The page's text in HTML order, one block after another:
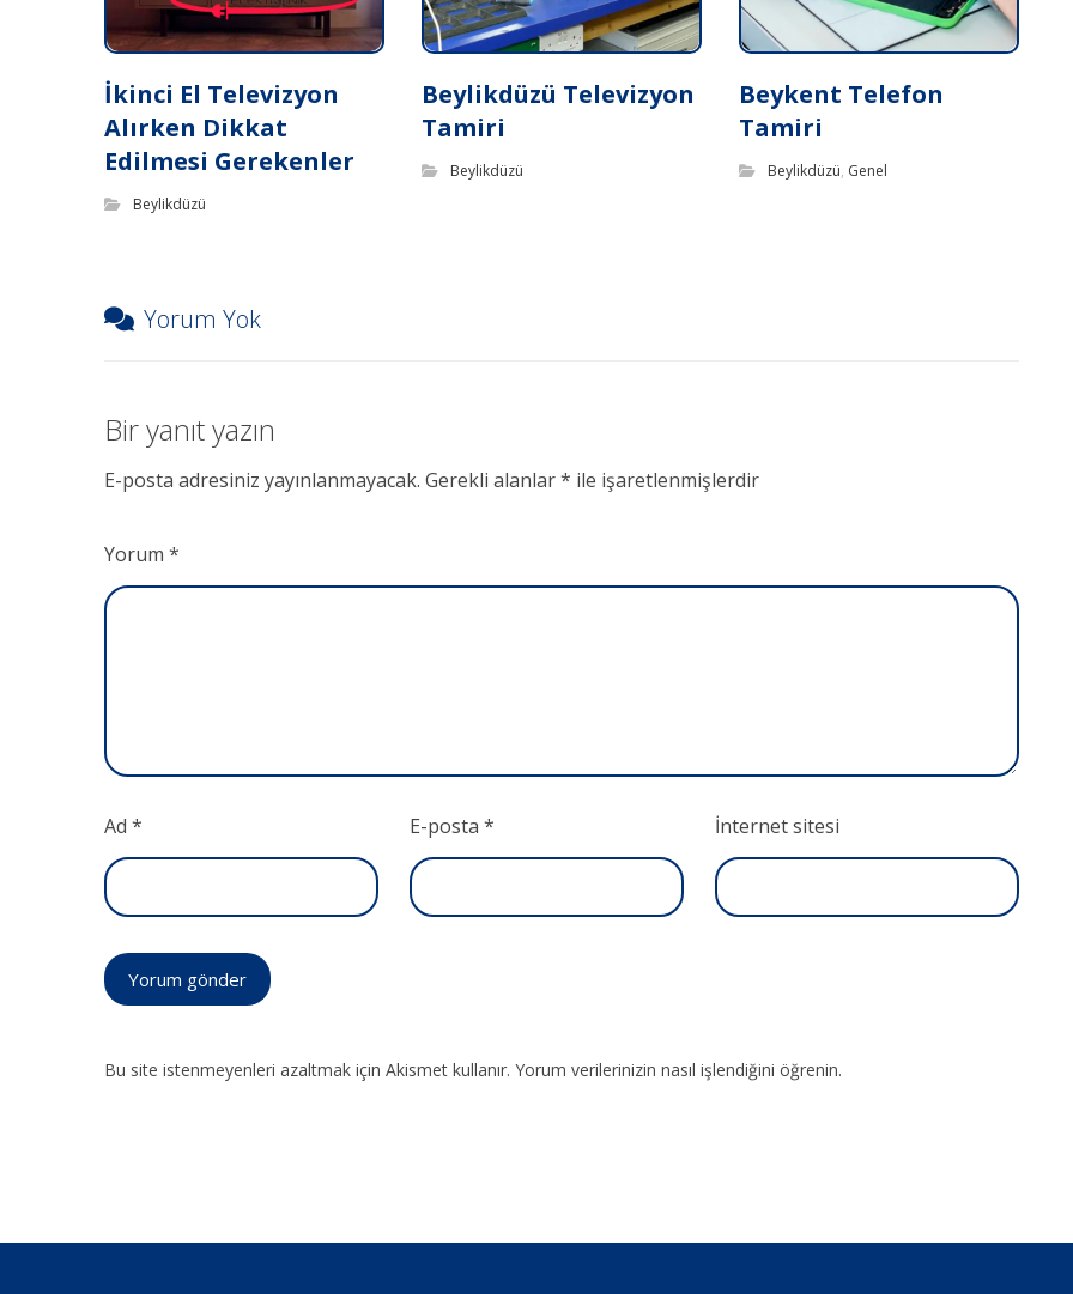
İkinci El Televizyon
Alırken Dikkat
Edilmesi Gerekenler
Beylikdüzü
Beylikdüzü Televizyon
Tamiri
Beylikdüzü
Beykent Telefon
Tamiri
Beylikdüzü, Genel
Yorum Yok
Bir yanıt yazın
E-posta adresiniz yayınlanmayacak. Gerekli alanlar* ile işaretlenmişlerdir
Yorum *
Ad * E-posta * İnternet sitesi
Yorum gönder
Bu site istenmeyenleri azaltmak için Akismet kullanır. Yorum verilerinizin nasıl işlendiğini öğrenin.